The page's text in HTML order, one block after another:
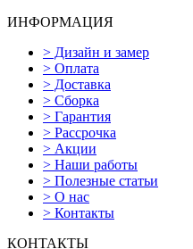
ИНФОРМАЦИЯ
> Дизайн и замер
> Оплата
> Доставка
> Сборка
> Гарантия
> Рассрочка
> Акции
> Наши работы
> Полезные статьи
> О нас
> Контакты
КОНТАКТЫ